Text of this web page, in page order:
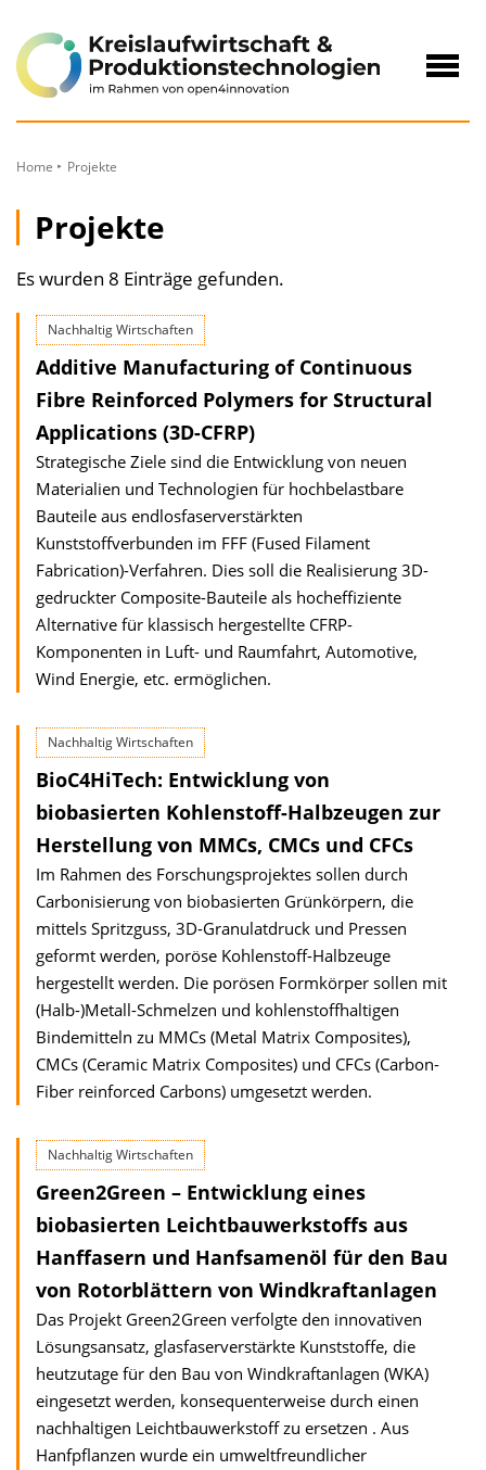
Inhalt
Home Projekte
Projekte
Es wurden 8 Einträge gefunden.
Nachhaltig Wirtschaften
Additive Manufacturing of Continuous
Fibre Reinforced Polymers for Structural
Applications (3D-CFRP)
Strategische Ziele sind die Entwicklung von neuen
Materialien und Technologien für hochbelastbare
Bauteile aus endlosfaserverstärkten
Kunststoffverbunden im FFF (Fused Filament
Fabrication)-Verfahren. Dies soll die Realisierung 3D-
gedruckter Composite-Bauteile als hocheffiziente
Alternative für klassisch hergestellte CFRP-
Komponenten in Luft- und Raumfahrt, Automotive,
Wind Energie, etc. ermöglichen.
Nachhaltig Wirtschaften
BioC4HiTech: Entwicklung von
biobasierten Kohlenstoff-Halbzeugen zur
Herstellung von MMCs, CMCs und CFCs
Im Rahmen des Forschungsprojektes sollen durch
Carbonisierung von biobasierten Grünkörpern, die
mittels Spritzguss, 3D-Granulatdruck und Pressen
geformt werden, poröse Kohlenstoff-Halbzeuge
hergestellt werden. Die porösen Formkörper sollen mit
(Halb-)Metall-Schmelzen und kohlenstoffhaltigen
Bindemitteln zu MMCs (Metal Matrix Composites),
CMCs (Ceramic Matrix Composites) und CFCs (Carbon-
Fiber reinforced Carbons) umgesetzt werden.
Nachhaltig Wirtschaften
Green2Green – Entwicklung eines
biobasierten Leichtbauwerkstoffs aus
Hanffasern und Hanfsamenöl für den Bau
von Rotorblättern von Windkraftanlagen
Das Projekt Green2Green verfolgte den innovativen
Lösungsansatz, glasfaserverstärkte Kunststoffe, die
heutzutage für den Bau von Windkraftanlagen (WKA)
eingesetzt werden, konsequenterweise durch einen
nachhaltigen Leichtbauwerkstoff zu ersetzen . Aus
Hanfpflanzen wurde ein umweltfreundlicher